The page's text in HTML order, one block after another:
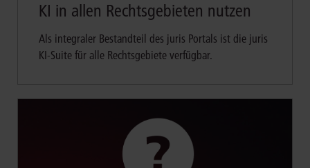
KI in allen Rechtsgebieten nutzen
Als integraler Bestandteil des juris Portals ist die juris
KI-Suite für alle Rechtsgebiete verfügbar.